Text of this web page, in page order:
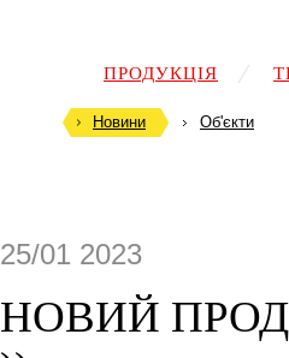
ПРОДУКЦІЯ
Новини Об'єкти
25/01 2023
НОВИЙ